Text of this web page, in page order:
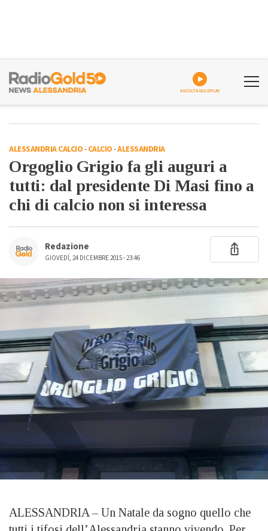
ASCOLTA GOLDPLAY
ALESSANDRIA CALCIO-CALCIO-ALESSANDRIA
Orgoglio Grigio fa gli auguri a
tutti: dal presidente Di Masi fino a
chi di calcio non si interessa
Redazione
GIOVEDÌ, 24 DICEMBRE 2015 - 23:46
ALESSANDRIA – Un Natale da sogno quello che